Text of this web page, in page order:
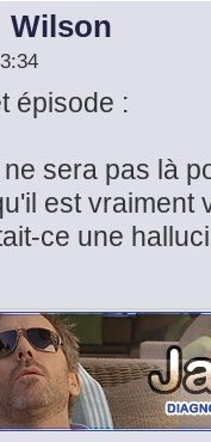
Wilson
épisode :
sera pas là
est vraiment
ce une